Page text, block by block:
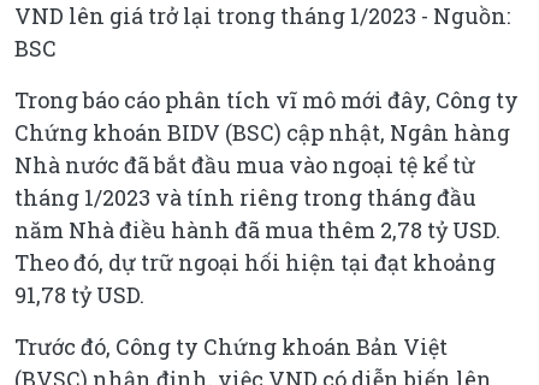
VND lên giá trở lại trong tháng 1/2023 - Nguồn:
BSC
Trong báo cáo phân tích vĩ mô mới đây, Công ty
Chứng khoán BIDV (BSC) cập nhật, Ngân hàng
Nhà nước đã bắt đầu mua vào ngoại tệ kể từ
tháng 1/2023 và tính riêng trong tháng đầu
năm Nhà điều hành đã mua thêm 2,78 tỷ USD.
Theo đó, dự trữ ngoại hối hiện tại đạt khoảng
91,78 tỷ USD.
Trước đó, Công ty Chứng khoán Bản Việt
(BVSC) nhận định, việc VND có diễn biến lên